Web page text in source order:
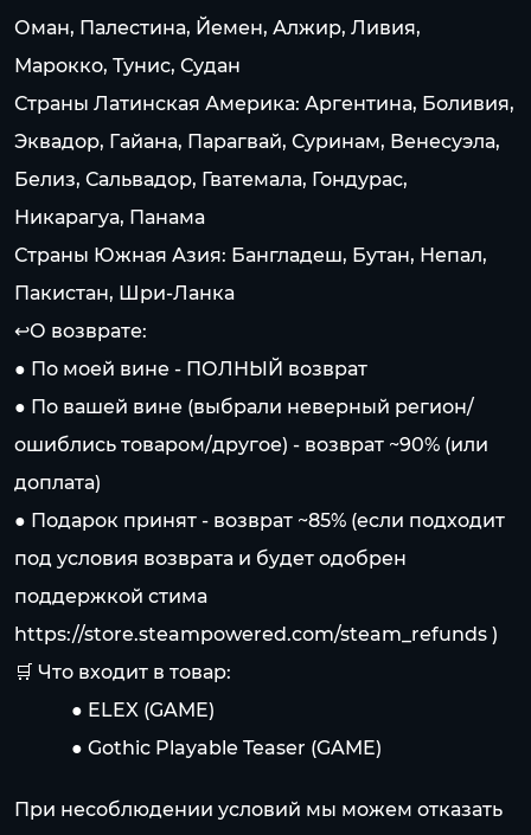
Оман, Палестина, Йемен, Алжир, Ливия,
Марокко, Тунис, Судан
Страны Латинская Америка: Аргентина, Боливия,
Эквадор, Гайана, Парагвай, Суринам, Венесуэла,
Белиз, Сальвадор, Гватемала, Гондурас,
Никарагуа, Панама
Страны Южная Азия: Бангладеш, Бутан, Непал,
Пакистан, Шри-Ланка
↩️О возврате:
● По моей вине - ПОЛНЫЙ возврат
● По вашей вине (выбрали неверный регион/
ошиблись товаром/другое) - возврат ~90% (или
доплата)
● Подарок принят - возврат ~85% (если подходит
под условия возврата и будет одобрен
поддержкой стима
https://store.steampowered.com/steam_refunds )
🛒 Что входит в товар:
⠀⠀⠀⠀● ELEX (GAME)
⠀⠀⠀⠀● Gothic Playable Teaser (GAME)
При несоблюдении условий мы можем отказать